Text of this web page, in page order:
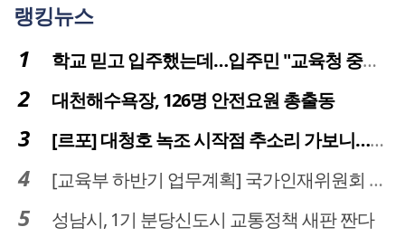
랭킹뉴스
학교 믿고 입주했는데…입주민 "교육청 중재 나서라"
대천해수욕장, 126명 안전요원 총출동
[르포] 대청호 녹조 시작점 추소리 가보니…걷어내도 짙은 초록빛
[교육부 하반기 업무계획] 국가인재위원회 신설… 거점국립대 3곳 성장엔진·AI 분야 패키지 지원
성남시, 1기 분당신도시 교통정책 새판 짠다